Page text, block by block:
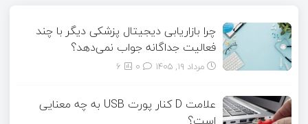
چرا بازاریابی دیجیتال پزشکی دیگر با چند
فعالیت جداگانه جواب نمی‌دهد؟
مرداد ۱۹, ۱۴۰۵ 6
علامت D کنار پورت USB به چه معنایی